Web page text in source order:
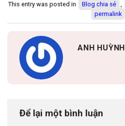
This entry was posted in Blog chia sẻ ,
permalink
ANH HUỲNH
Để lại một bình luận